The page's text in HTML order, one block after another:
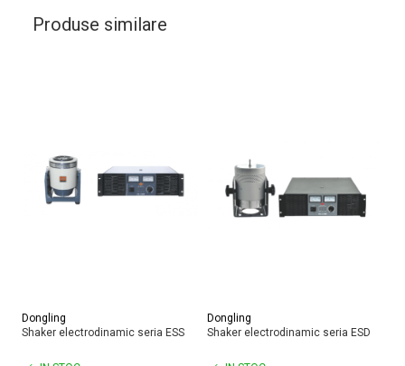
Produse similare
Dongling
Shaker electrodinamic seria ESS
Dongling
Shaker electrodinamic seria ESD